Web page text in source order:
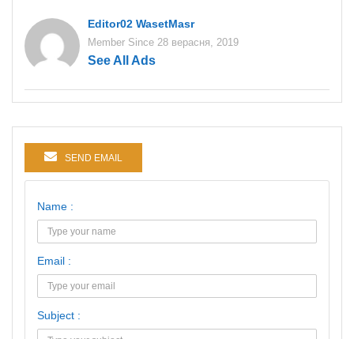
Editor02 WasetMasr
Member Since 28 верасня, 2019
See All Ads
SEND EMAIL
Name :
Email :
Subject :